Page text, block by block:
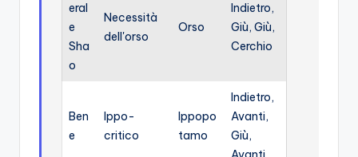
eral
e
Sha
o
Necessità
dell'orso
Orso
Indietro,
Giù, Giù,
Cerchio
Ben
e
Ippo-
critico
Ippopo
tamo
Indietro,
Avanti,
Giù,